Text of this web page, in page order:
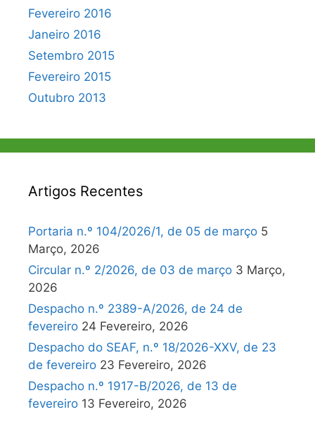
Fevereiro 2016
Janeiro 2016
Setembro 2015
Fevereiro 2015
Outubro 2013
Artigos Recentes
Portaria n.º 104/2026/1, de 05 de março 5
Março, 2026
Circular n.º 2/2026, de 03 de março 3 Março,
2026
Despacho n.º 2389-A/2026, de 24 de
fevereiro 24 Fevereiro, 2026
Despacho do SEAF, n.º 18/2026-XXV, de 23
de fevereiro 23 Fevereiro, 2026
Despacho n.º 1917-B/2026, de 13 de
fevereiro 13 Fevereiro, 2026